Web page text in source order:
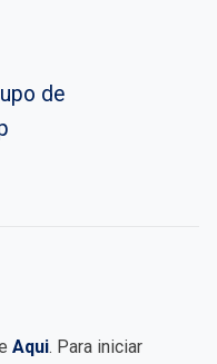
de
Aqui. Para iniciar